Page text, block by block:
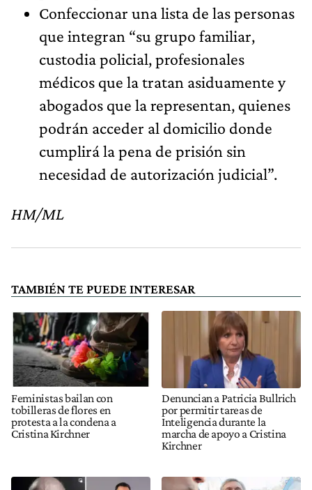
Confeccionar una lista de las personas
que integran “su grupo familiar,
custodia policial, profesionales
médicos que la tratan asiduamente y
abogados que la representan, quienes
podrán acceder al domicilio donde
cumplirá la pena de prisión sin
necesidad de autorización judicial”.
HM/ML
TAMBIÉN TE PUEDE INTERESAR
Feministas bailan con
tobilleras de flores en
protesta a la condena a
Cristina Kirchner
Denuncian a Patricia Bullrich
por permitir tareas de
Inteligencia durante la
marcha de apoyo a Cristina
Kirchner